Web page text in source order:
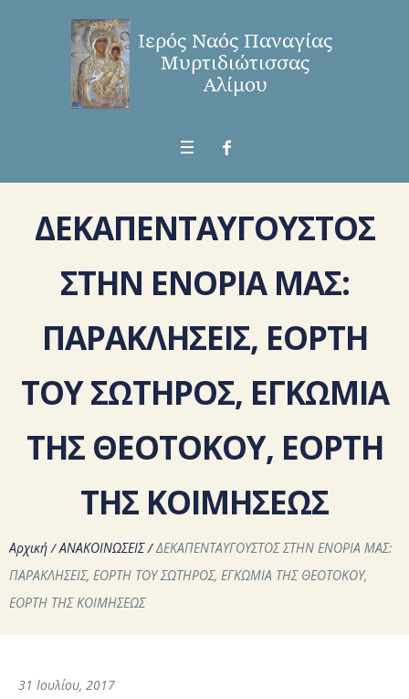
ΔΕΚΑΠΕΝΤΑΥΓΟΥΣΤΟΣ
ΣΤΗΝ ΕΝΟΡΙΑ ΜΑΣ:
ΠΑΡΑΚΛΗΣΕΙΣ, ΕΟΡΤΗ
ΤΟΥ ΣΩΤΗΡΟΣ, ΕΓΚΩΜΙΑ
ΤΗΣ ΘΕΟΤΟΚΟΥ, ΕΟΡΤΗ
ΤΗΣ ΚΟΙΜΗΣΕΩΣ
Αρχική /ΑΝΑΚΟΙΝΩΣΕΙΣ /ΔΕΚΑΠΕΝΤΑΥΓΟΥΣΤΟΣ ΣΤΗΝ ΕΝΟΡΙΑ ΜΑΣ:
ΠΑΡΑΚΛΗΣΕΙΣ, ΕΟΡΤΗ ΤΟΥ ΣΩΤΗΡΟΣ, ΕΓΚΩΜΙΑ ΤΗΣ ΘΕΟΤΟΚΟΥ,
ΕΟΡΤΗ ΤΗΣ ΚΟΙΜΗΣΕΩΣ
31 Ιουλίου, 2017